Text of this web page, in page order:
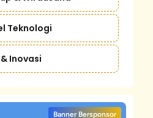
Teknologi
Inovasi
Banner Bersponsor